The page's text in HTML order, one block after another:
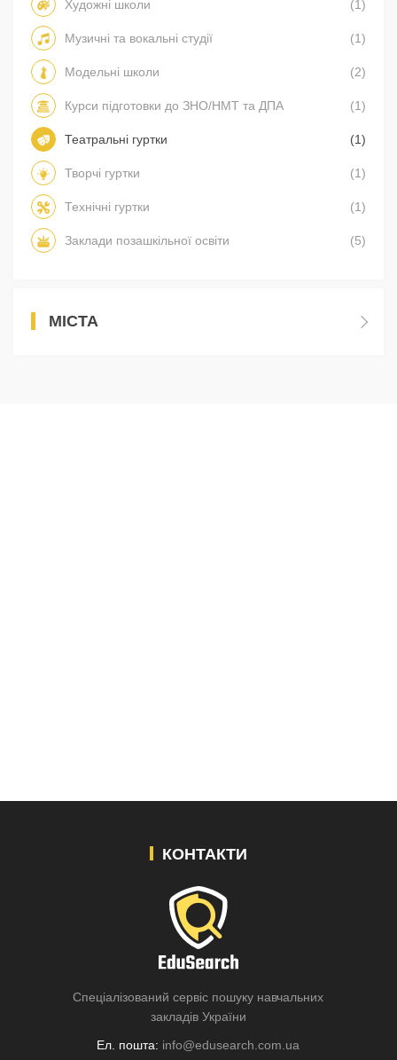
Художні школи (1)
Музичні та вокальні студії (1)
Модельні школи (2)
Курси підготовки до ЗНО/НМТ та ДПА (1)
Театральні гуртки (1)
Творчі гуртки (1)
Технічні гуртки (1)
Заклади позашкільної освіти (5)
МІСТА
КОНТАКТИ
Спеціалізований сервіс пошуку навчальних
закладів України
Ел. пошта: info@edusearch.com.ua